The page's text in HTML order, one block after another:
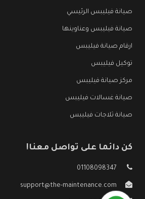
صيانة فيليبس الرئيسي
صيانة فيليبس وعناوينها
ارقام صيانة فيليبس
توكيل فيليبس
مركز صيانة فيليبس
صيانة غسالات فيليبس
صيانة ثلاجات فيليبس
كن دائما على تواصل معنا!
01108098347
support@the-maintenance.com